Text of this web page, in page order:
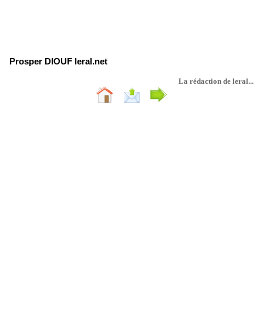
Prosper DIOUF leral.net
La rédaction de leral...